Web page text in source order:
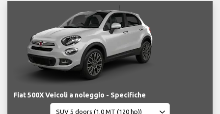
Fiat 500X Veicoli a noleggio - Specifiche